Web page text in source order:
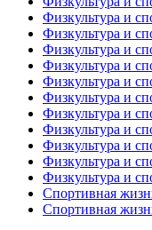
Физкультура и
Физкультура и
Физкультура и
Физкультура и
Физкультура и
Физкультура и
Физкультура и
Физкультура и
Физкультура и
Физкультура и
Физкультура и
Спортивная
Спортивная